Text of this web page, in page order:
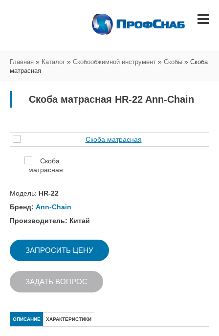
Главная » Каталог » Скобообжимной инструмент » Скобы » Скоба
матрасная
Скоба матрасная HR-22 Ann-Chain
Модель: HR-22
Бренд: Ann-Chain
Производитель: Китай
ЗАПРОСИТЬ ЦЕНУ
ЗАДАТЬ ВОПРОС
ОПИСАНИЕ ХАРАКТЕРИСТИКИ